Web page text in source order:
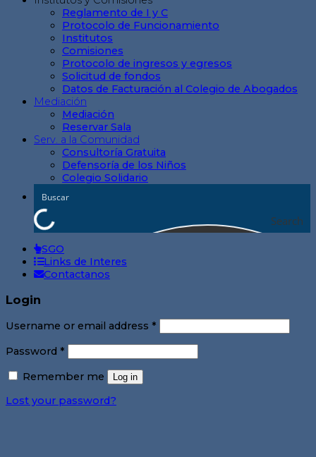
Reglamento de I y C
Protocolo de Funcionamiento
Institutos
Comisiones
Protocolo de ingresos y egresos
Solicitud de fondos
Datos de Facturación al Colegio de Abogados
Mediación
Mediación
Reservar Sala
Serv. a la Comunidad
Consultoría Gratuita
Defensoría de los Niños
Colegio Solidario
Search
SGO
Links de Interes
Contactanos
Login
Username or email address *
Password *
Remember me Log in
Lost your password?